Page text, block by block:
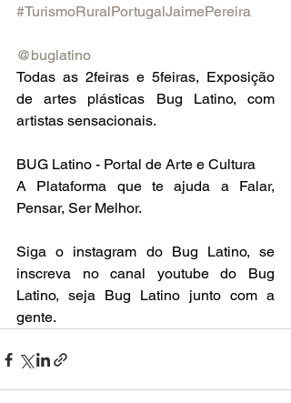
#TurismoRuralPortugalJaimePereira
@buglatino
Todas as 2feiras e 5feiras, Exposição
de artes plásticas Bug Latino, com
artistas sensacionais.
BUG Latino - Portal de Arte e Cultura
A Plataforma que te ajuda a Falar,
Pensar, Ser Melhor.
Siga o instagram do Bug Latino, se
inscreva no canal youtube do Bug
Latino, seja Bug Latino junto com a
gente.